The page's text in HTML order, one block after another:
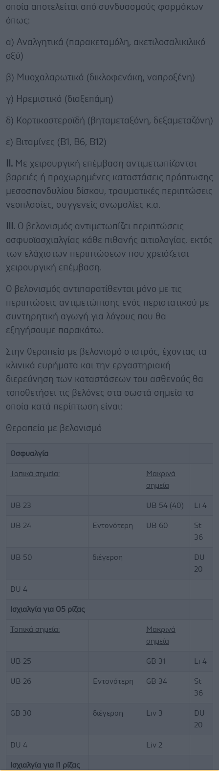
οποία αποτελείται από συνδυασμούς φαρμάκων
όπως:
α) Αναλγητικά (παρακεταμόλη, ακετιλοσαλικιλικό
οξύ)
β) Μυοχαλαρωτικά (δικλοφενάκη, ναπροξένη)
γ) Ηρεμιστικά (διαξεπάμη)
δ) Κορτικοστεροϊδή (βηταμεταξόνη, δεξαμεταζόνη)
ε) Βιταμίνες (Β1, Β6, Β12)
ΙΙ. Με χειρουργική επέμβαση αντιμετωπίζονται
βαρειές ή προχωρημένες καταστάσεις πρόπτωσης
μεσοσπονδυλίου δίσκου, τραυματικές περιπτώσεις
­νεοπλασίες, συγγενείς ανωμαλίες κ.α.
ΙΙΙ. Ο βελονισμός αντιμετωπίζει περιπτώσεις
οσφυοϊοσχιαλγίας κάθε πιθανής αιτιολογίας. εκτός
των ελάχιστων περιπτώσεων που χρειάζεται
χειρουργική επέμβαση.
Ο βελονισμός αντιπαρατίθενται μόνο με τις
περιπτώσεις αντιμετώπισης ενός περιστατικού με
συντηρητική αγωγή για λόγους που θα
εξηγήσουμε παρακάτω.
Στην θεραπεία με βελονισμό ο ιατρός, έχοντας τα
κλινικά ευρήματα και την εργαστηριακή
διερεύνηση των καταστάσεων του ασθενούς θα
τοποθετήσει τις βελόνες στα σωστά σημεία τα
οποία κατά περίπτωση είναι:
Θεραπεία με βελονισμό
Οσφυαλγία
Τοπικά σημεία:
Μακρινά
σημεία
UB 23 UB 54 (40) Li 4
UB 24 Εντονότερη UB 60
St
36
UB 50 διέγερση
DU
20
DU 4
Ισχιαλγία για Ο5 ρίζας
Τοπικά σημεία:
Μακρινά
σημεία
UB 25 GB 31 Li 4
UB 26 Εντονότερη GB 34
St
36
GB 30 διέγερση Liv 3
DU
20
DU 4 Liv 2
Ισχιαλγία για I1 ρίζας